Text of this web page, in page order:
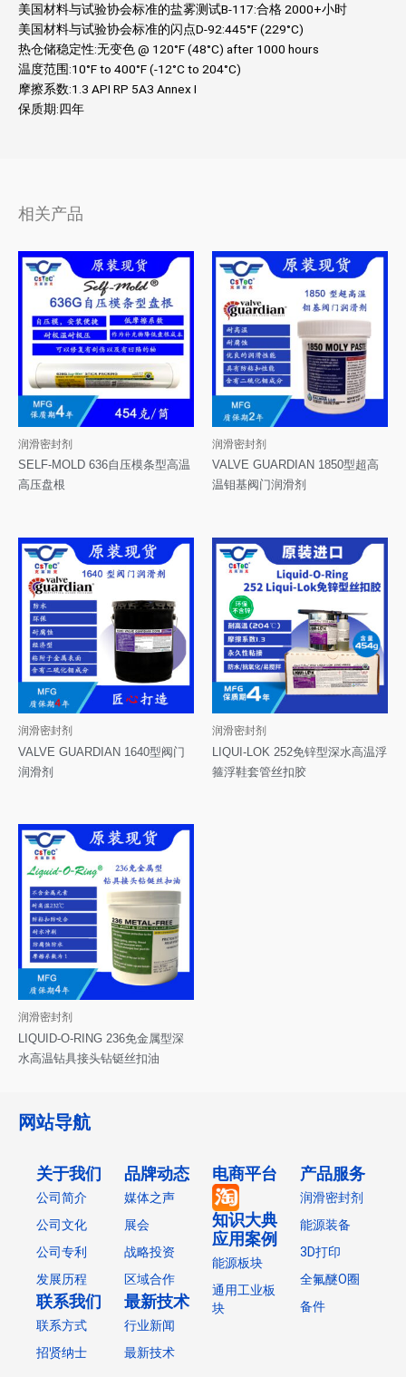
美国材料与试验协会标准的盐雾测试B-117:合格 2000+小时
美国材料与试验协会标准的闪点D-92:445°F (229°C)
热仓储稳定性:无变色 @ 120°F (48°C) after 1000 hours
温度范围:10°F to 400°F (-12°C to 204°C)
摩擦系数:1.3 API RP 5A3 Annex I
保质期:四年
相关产品
润滑密封剂
SELF-MOLD 636自压模条型高温
高压盘根
润滑密封剂
VALVE GUARDIAN 1850型超高
温钼基阀门润滑剂
润滑密封剂
VALVE GUARDIAN 1640型阀门
润滑剂
润滑密封剂
LIQUI-LOK 252免锌型深水高温浮
箍浮鞋套管丝扣胶
润滑密封剂
LIQUID-O-RING 236免金属型深
水高温钻具接头钻铤丝扣油
网站导航
关于我们
公司简介
公司文化
公司专利
发展历程
联系我们
联系方式
招贤纳士
品牌动态
媒体之声
展会
战略投资
区域合作
最新技术
行业新闻
最新技术
电商平台
知识大典
应用案例
能源板块
通用工业板
块
产品服务
润滑密封剂
能源装备
3D打印
全氟醚O圈
备件